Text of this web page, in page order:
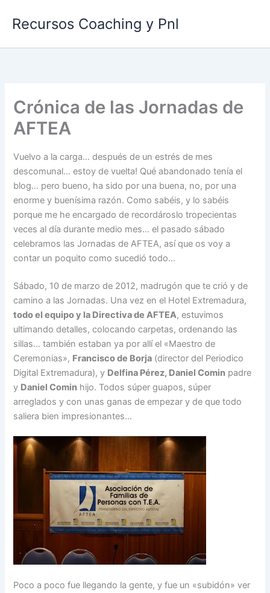
Recursos Coaching y Pnl
Crónica de las Jornadas de
AFTEA
Vuelvo a la carga… después de un estrés de mes
descomunal… estoy de vuelta! Qué abandonado tenía el
blog… pero bueno, ha sido por una buena, no, por una
enorme y buenísima razón. Como sabéis, y lo sabéis
porque me he encargado de recordároslo tropecientas
veces al día durante medio mes… el pasado sábado
celebramos las Jornadas de AFTEA, así que os voy a
contar un poquito como sucedió todo…
Sábado, 10 de marzo de 2012, madrugón que te crió y de
camino a las Jornadas. Una vez en el Hotel Extremadura,
todo el equipo y la Directiva de AFTEA, estuvimos
ultimando detalles, colocando carpetas, ordenando las
sillas… también estaban ya por allí el «Maestro de
Ceremonias», Francisco de Borja (director del Periodico
Digital Extremadura), y Delfina Pérez, Daniel Comin padre
y Daniel Comin hijo. Todos súper guapos, súper
arreglados y con unas ganas de empezar y de que todo
saliera bien impresionantes…
Poco a poco fue llegando la gente, y fue un «subidón» ver